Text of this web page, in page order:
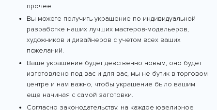
прочее.
Вы можете получить украшение по индивидуальной
разработке наших лучших мастеров-модельеров,
художников и дизайнеров с учетом всех ваших
пожеланий.
Ваше украшение будет девственно новым, оно будет
изготовлено под вас и для вас, мы не бутик в торговом
центре и нам важно, чтобы украшение было вашим
еще начиная с самой заготовки.
Согласно законодательству, на каждое ювелирное